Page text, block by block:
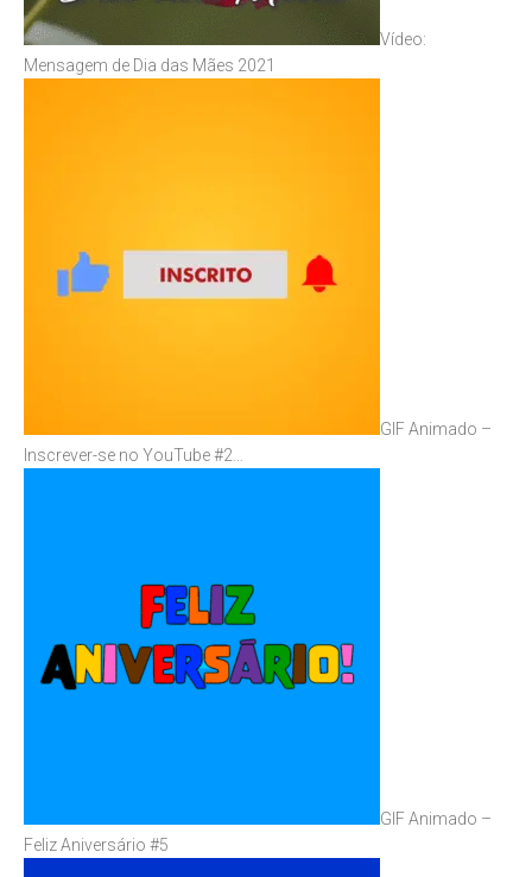
Vídeo:
Mensagem de Dia das Mães 2021
GIF Animado –
Inscrever-se no YouTube #2…
GIF Animado –
Feliz Aniversário #5